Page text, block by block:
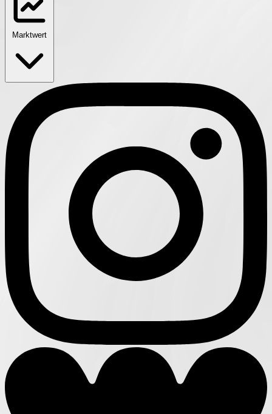
Marktwert